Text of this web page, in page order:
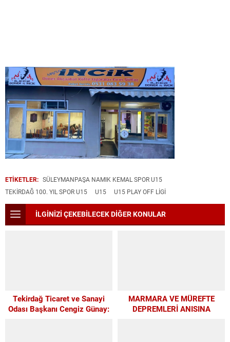
ETİKETLER: SÜLEYMANPAŞA NAMIK KEMAL SPOR U15
TEKIRDAĞ 100. YIL SPOR U15
U15 U15 PLAY OFF LİGİ
İLGİNİZİ ÇEKEBİLECEK DİĞER KONULAR
Tekirdağ Ticaret ve Sanayi
Odası Başkanı Cengiz Günay:
MARMARA VE MÜREFTE
DEPREMLERİ ANISINA